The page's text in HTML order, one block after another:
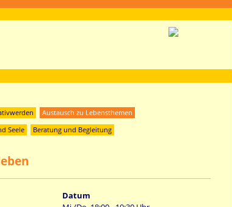
Austausch zu Lebensthemen
Seele Beratung und Begleitung
Datum